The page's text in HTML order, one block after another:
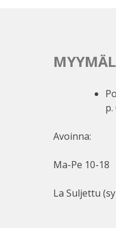
p.
Avoinna:
Ma-Pe 10-18
La Suljettu